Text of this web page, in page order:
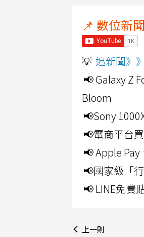
📌 數位新
💡 追新聞》
📢 Galaxy Z
Bloom
📢Sony
📢電商平台
📢 Apple
📢國家級「
📢 LINE免費
上一則